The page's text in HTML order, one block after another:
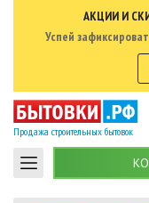
АКЦИИ И
Успей
Продажа строительных бытовок